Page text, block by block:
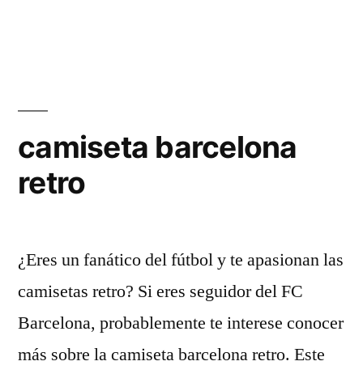
camiseta barcelona
retro
¿Eres un fanático del fútbol y te apasionan las
camisetas retro? Si eres seguidor del FC
Barcelona, probablemente te interese conocer
más sobre la camiseta barcelona retro. Este